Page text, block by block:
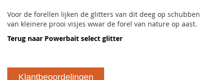
Voor de forellen lijken de glitters van dit deeg op schubben
van kleinere prooi visjes wwar de forel van nature op aast.
Terug naar Powerbait select glitter